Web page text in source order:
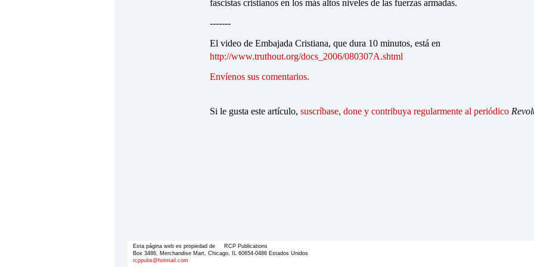
fascistas cristianos en los más altos niveles de las fuerzas armadas.
-------
El video de Embajada Cristiana, que dura 10 minutos, está en
http://www.truthout.org/docs_2006/080307A.shtml
Envíenos sus comentarios.
Si le gusta este artículo, suscríbase, done y contribuya regularmente al periódico
Esta página web es propiedad de RCP Publications
Box 3486, Merchandise Mart, Chicago, IL 60654-0486 Estados Unidos
rcppubs@hotmail.com